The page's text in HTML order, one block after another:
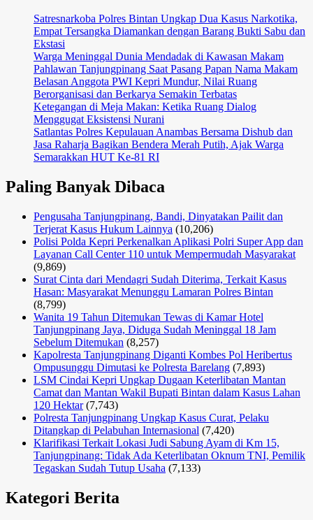
Satresnarkoba Polres Bintan Ungkap Dua Kasus Narkotika,
Empat Tersangka Diamankan dengan Barang Bukti Sabu dan
Ekstasi
Warga Meninggal Dunia Mendadak di Kawasan Makam
Pahlawan Tanjungpinang Saat Pasang Papan Nama Makam
Belasan Anggota PWI Kepri Mundur, Nilai Ruang
Berorganisasi dan Berkarya Semakin Terbatas
Ketegangan di Meja Makan: Ketika Ruang Dialog
Menggugat Eksistensi Nurani
Satlantas Polres Kepulauan Anambas Bersama Dishub dan
Jasa Raharja Bagikan Bendera Merah Putih, Ajak Warga
Semarakkan HUT Ke-81 RI
Paling Banyak Dibaca
Pengusaha Tanjungpinang, Bandi, Dinyatakan Pailit dan
Terjerat Kasus Hukum Lainnya (10,206)
Polisi Polda Kepri Perkenalkan Aplikasi Polri Super App dan
Layanan Call Center 110 untuk Mempermudah Masyarakat
(9,869)
Surat Cinta dari Mendagri Sudah Diterima, Terkait Kasus
Hasan: Masyarakat Menunggu Lamaran Polres Bintan
(8,799)
Wanita 19 Tahun Ditemukan Tewas di Kamar Hotel
Tanjungpinang Jaya, Diduga Sudah Meninggal 18 Jam
Sebelum Ditemukan (8,257)
Kapolresta Tanjungpinang Diganti Kombes Pol Heribertus
Ompusunggu Dimutasi ke Polresta Barelang (7,893)
LSM Cindai Kepri Ungkap Dugaan Keterlibatan Mantan
Camat dan Mantan Wakil Bupati Bintan dalam Kasus Lahan
120 Hektar (7,743)
Polresta Tanjungpinang Ungkap Kasus Curat, Pelaku
Ditangkap di Pelabuhan Internasional (7,420)
Klarifikasi Terkait Lokasi Judi Sabung Ayam di Km 15,
Tanjungpinang: Tidak Ada Keterlibatan Oknum TNI, Pemilik
Tegaskan Sudah Tutup Usaha (7,133)
Kategori Berita